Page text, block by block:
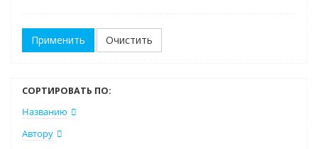
Очистить
СОРТИРОВАТЬ ПО:
Названию
Автору